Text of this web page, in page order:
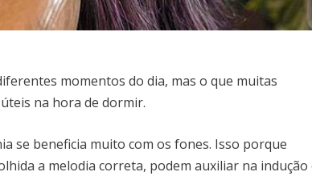
momentos do dia, mas o que muitas
na hora de dormir.
se beneficia muito com os fones. Isso porque
a melodia correta, podem auxiliar na indução